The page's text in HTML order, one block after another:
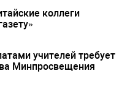
коллеги
учителей требует
Минпросвещения